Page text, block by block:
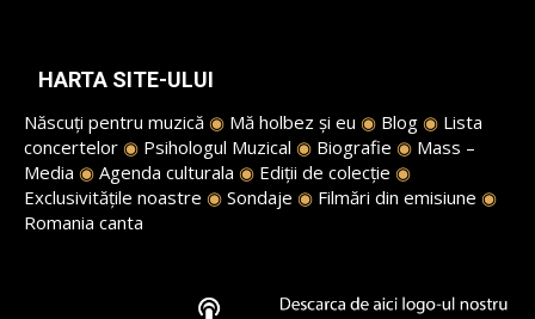
HARTA SITE-ULUI
Născuți pentru muzică ◉ Mă holbez și eu ◉ Blog ◉ Lista
concertelor ◉ Psihologul Muzical ◉ Biografie ◉ Mass –
Media ◉ Agenda culturala ◉ Ediții de colecție ◉
Exclusivitățile noastre ◉ Sondaje ◉ Filmări din emisiune ◉
Romania canta